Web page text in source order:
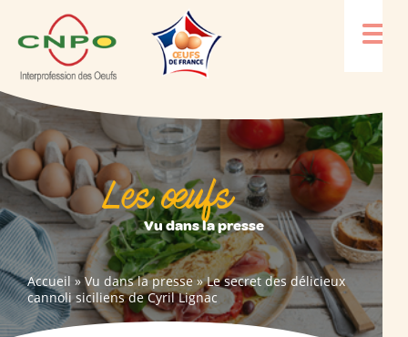
Les œufs
Vu dans la presse
Accueil » Vu dans la presse»Le secret des délicieux
cannoli siciliens de Cyril Lignac